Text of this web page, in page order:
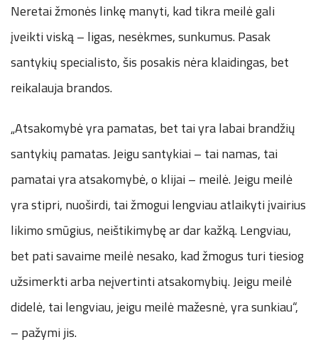
Neretai žmonės linkę manyti, kad tikra meilė gali
įveikti viską – ligas, nesėkmes, sunkumus. Pasak
santykių specialisto, šis posakis nėra klaidingas, bet
reikalauja brandos.
„Atsakomybė yra pamatas, bet tai yra labai brandžių
santykių pamatas. Jeigu santykiai – tai namas, tai
pamatai yra atsakomybė, o klijai – meilė. Jeigu meilė
yra stipri, nuoširdi, tai žmogui lengviau atlaikyti įvairius
likimo smūgius, neištikimybę ar dar kažką. Lengviau,
bet pati savaime meilė nesako, kad žmogus turi tiesiog
užsimerkti arba neįvertinti atsakomybių. Jeigu meilė
didelė, tai lengviau, jeigu meilė mažesnė, yra sunkiau“,
– pažymi jis.